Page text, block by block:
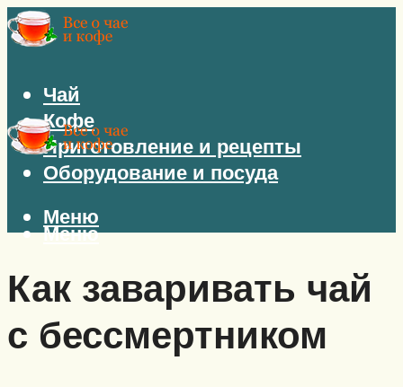
Чай
Кофе
Приготовление и рецепты
Оборудование и посуда
Меню
Меню
Как заваривать чай
с бессмертником